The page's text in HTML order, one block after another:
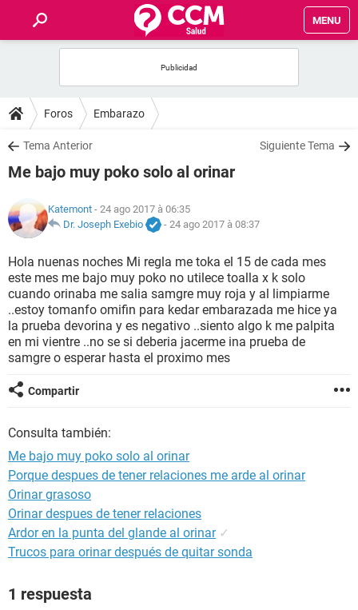
MENU
FORUMS
SALUD
FAMILIA
NUTRICIÓN
BIENESTAR
SEXUALIDAD
GLOSARIO
Foros Embarazo
Tema Anterior Siguiente Tema
Me bajo muy poko solo al orinar
Katemont - 24 ago 2017 à 06:35
Dr. Joseph Exebio
- 24 ago 2017 à 08:37
Hola nuenas noches Mi regla me toka el 15 de cada mes
este mes me bajo muy poko no utilece toalla x k solo
cuando orinaba me salia samgre muy roja y al limpiarme
..estoy tomanfo omifin para kedar embarazada me hice ya
la prueba devorina y es negativo ..siento algo k me palpita
en mi vientre ..no se si deberia jacerme ina prueba de
samgre o esperar hasta el proximo mes
Compartir
Consulta también:
Me bajo muy poko solo al orinar
Porque despues de tener relaciones me arde al orinar
Orinar grasoso
Orinar despues de tener relaciones
Ardor en la punta del glande al orinar ✓
Trucos para orinar después de quitar sonda
1 respuesta